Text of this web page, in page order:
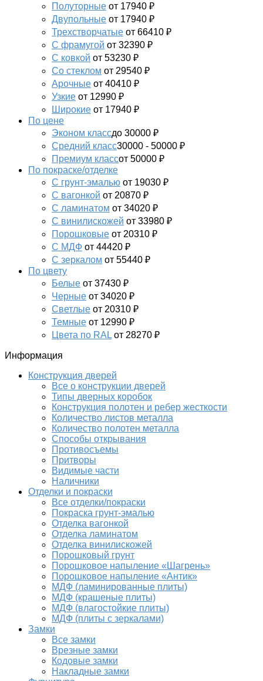
Полуторные от 17940 ₽
Двупольные от 17940 ₽
Трехстворчатые от 66410 ₽
С фрамугой от 32390 ₽
С ковкой от 53230 ₽
Со стеклом от 29540 ₽
Арочные от 40410 ₽
Узкие от 12990 ₽
Широкие от 17940 ₽
По цене
Эконом классдо 30000 ₽
Средний класс30000 - 50000 ₽
Премиум классот 50000 ₽
По покраске/отделке
С грунт-эмалью от 19030 ₽
С вагонкой от 20870 ₽
С ламинатом от 34020 ₽
С винилискожей от 33980 ₽
Порошковые от 20310 ₽
С МДФ от 44420 ₽
С зеркалом от 55440 ₽
По цвету
Белые от 37430 ₽
Черные от 34020 ₽
Светлые от 20310 ₽
Темные от 12990 ₽
Цвета по RAL от 28270 ₽
Информация
Конструкция дверей
Все о конструкции дверей
Типы дверных коробок
Конструкция полотен и ребер жесткости
Количество листов металла
Количество полотен металла
Способы открывания
Противосъемы
Притворы
Видимые части
Наличники
Отделки и покраски
Все отделки/покраски
Покраска грунт-эмалью
Отделка вагонкой
Отделка ламинатом
Отделка винилискожей
Порошковый грунт
Порошковое напыление «Шагрень»
Порошковое напыление «Антик»
МДФ (ламинированные плиты)
МДФ (крашеные плиты)
МДФ (влагостойкие плиты)
МДФ (плиты с зеркалами)
Замки
Все замки
Врезные замки
Кодовые замки
Накладные замки